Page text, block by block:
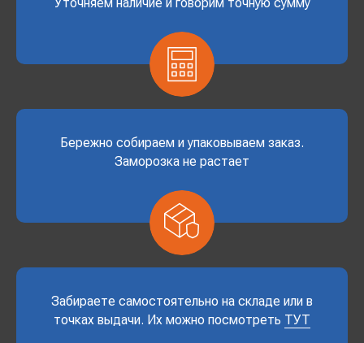
Бережно собираем и упаковываем заказ.
Заморозка не растает
Забираете самостоятельно на складе или в
точках выдачи. Их можно посмотреть ТУТ